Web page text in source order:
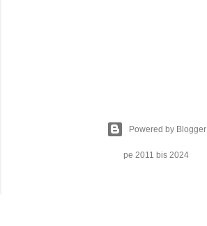
Powered by Blogger
pe 2011 bis 2024